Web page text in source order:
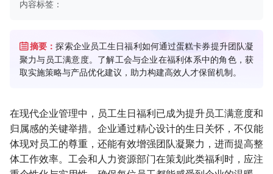
内容标签：
摘要：探索企业员工生日福利如何通过蛋糕卡券提升团队凝
聚力与员工满意度。了解工会与企业在福利体系中的角色，获
取实施策略与产品优化建议，助力构建高效人才保留机制。
在现代企业管理中，员工生日福利已成为提升员工满意度和
归属感的关键举措。企业通过精心设计的生日关怀，不仅能
体现对员工的尊重，还能有效增强团队凝聚力，进而提高整
体工作效率。工会和人力资源部门在策划此类福利时，应注